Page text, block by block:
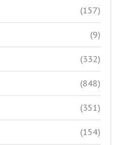
(157)
(9)
(332)
(848)
(351)
(154)